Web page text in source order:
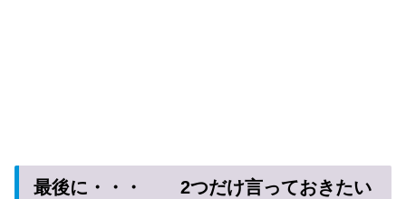
最後に・・・ 2つだけ言っておきたい